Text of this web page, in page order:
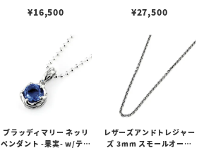
¥16,500 ¥27,500
ブラッディマリー ネッリ
ペンダント -果実- w/ティ
レザーズアンドトレジャー
ズ 3mm スモールオーバ